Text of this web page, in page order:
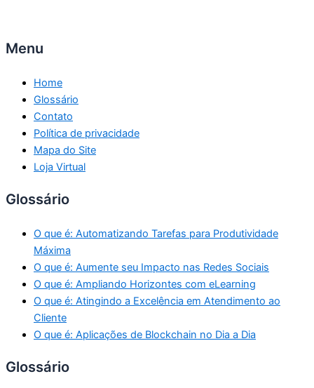
Menu
Home
Glossário
Contato
Política de privacidade
Mapa do Site
Loja Virtual
Glossário
O que é: Automatizando Tarefas para Produtividade
Máxima
O que é: Aumente seu Impacto nas Redes Sociais
O que é: Ampliando Horizontes com eLearning
O que é: Atingindo a Excelência em Atendimento ao
Cliente
O que é: Aplicações de Blockchain no Dia a Dia
Glossário